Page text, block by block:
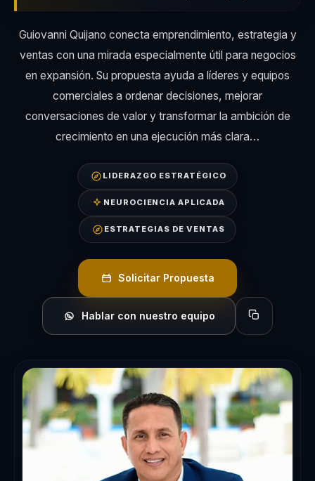
Guiovanni Quijano conecta emprendimiento, estrategia y
ventas con una mirada especialmente útil para negocios
en expansión. Su propuesta ayuda a líderes y equipos
comerciales a ordenar decisiones, mejorar
conversaciones de valor y transformar la ambición de
crecimiento en una ejecución más clara…
LIDERAZGO ESTRATÉGICO
NEUROCIENCIA APLICADA
ESTRATEGIAS DE VENTAS
Solicitar Propuesta
Hablar con nuestro equipo Copiar perfil